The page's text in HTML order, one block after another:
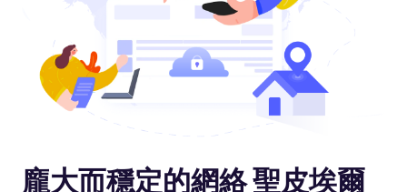
龐大而穩定的網絡 聖皮埃爾